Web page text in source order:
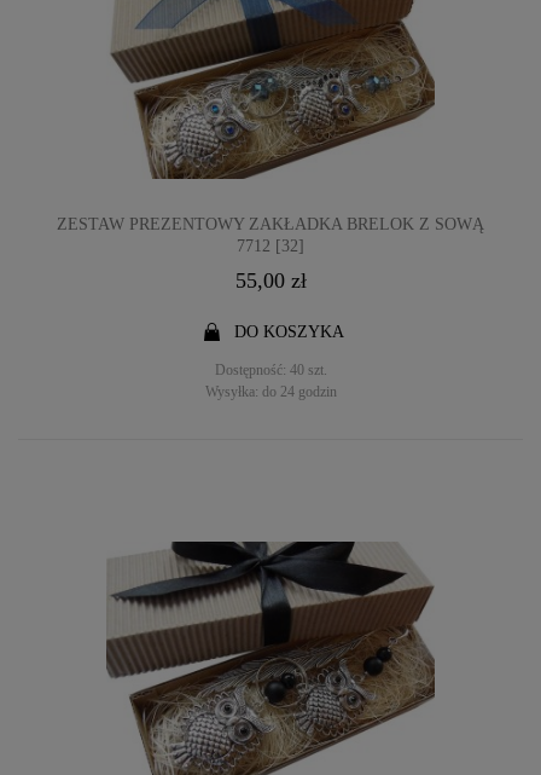
ZESTAW PREZENTOWY ZAKŁADKA BRELOK Z SOWĄ
7712 [32]
55,00 zł
DO KOSZYKA
Dostępność: 40 szt.
Wysyłka: do 24 godzin